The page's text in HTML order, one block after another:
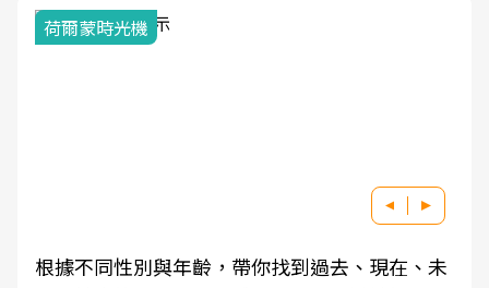
荷爾蒙時光機
根據不同性別與年齡，帶你找到過去、現在、未